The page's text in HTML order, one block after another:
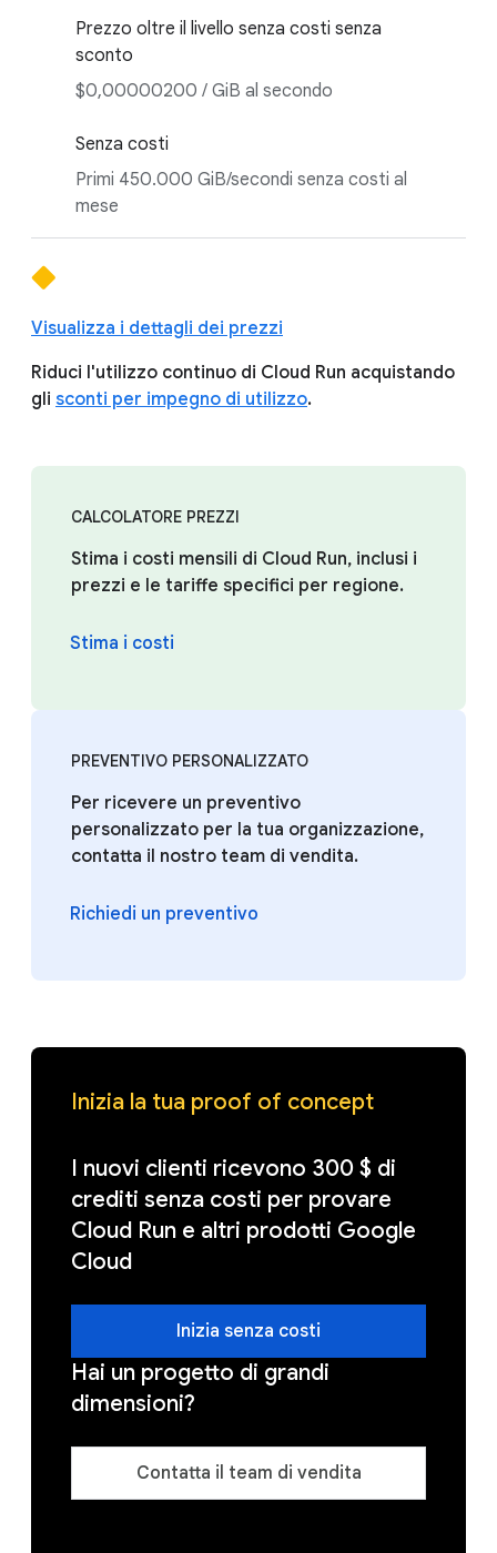
Prezzo oltre il livello senza costi senza
sconto
$0,00000200 / GiB al secondo
Senza costi
Primi 450.000 GiB/secondi senza costi al
mese
Visualizza i dettagli dei prezzi
Riduci l'utilizzo continuo di Cloud Run acquistando
gli sconti per impegno di utilizzo.
CALCOLATORE PREZZI
Stima i costi mensili di Cloud Run, inclusi i
prezzi e le tariffe specifici per regione.
Stima i costi
PREVENTIVO PERSONALIZZATO
Per ricevere un preventivo
personalizzato per la tua organizzazione,
contatta il nostro team di vendita.
Richiedi un preventivo
Inizia la tua proof of concept
I nuovi clienti ricevono 300 $ di
crediti senza costi per provare
Cloud Run e altri prodotti Google
Cloud
Inizia senza costi
Hai un progetto di grandi
dimensioni?
Contatta il team di vendita